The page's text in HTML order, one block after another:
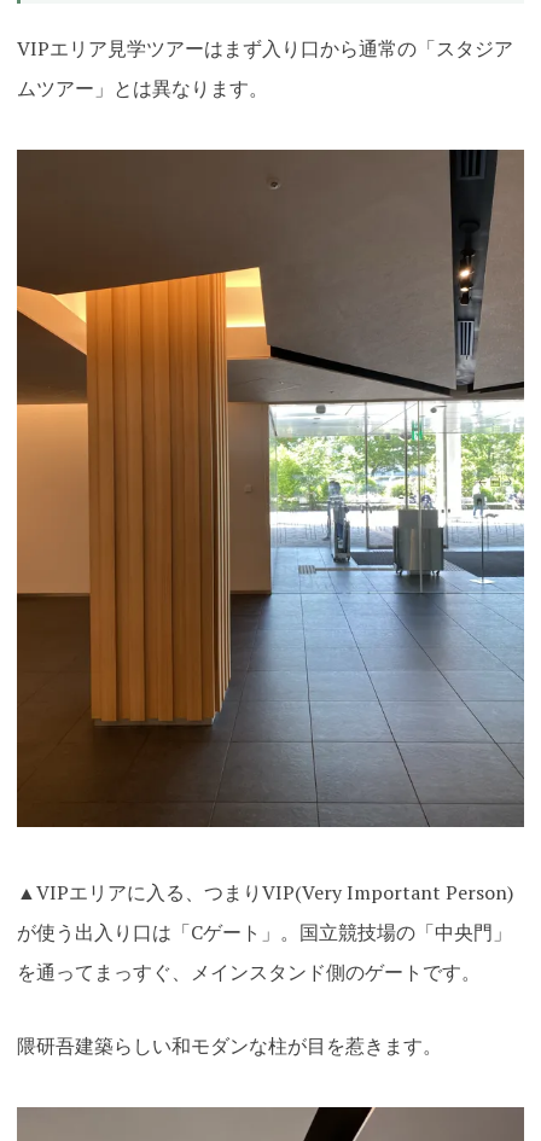
VIPエリア見学ツアーはまず入り口から通常の「スタジア
ムツアー」とは異なります。
▲VIPエリアに入る、つまりVIP(Very Important Person)
が使う出入り口は「Cゲート」。国立競技場の「中央門」
を通ってまっすぐ、メインスタンド側のゲートです。
隈研吾建築らしい和モダンな柱が目を惹きます。